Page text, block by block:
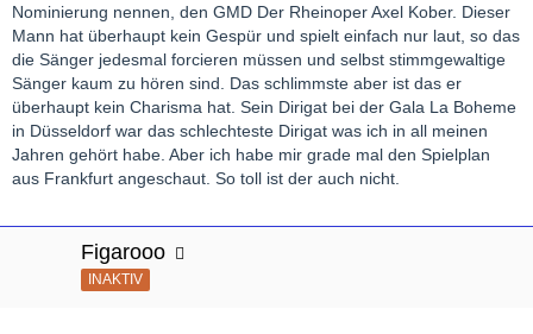
Nominierung nennen, den GMD Der Rheinoper Axel Kober. Dieser
Mann hat überhaupt kein Gespür und spielt einfach nur laut, so das
die Sänger jedesmal forcieren müssen und selbst stimmgewaltige
Sänger kaum zu hören sind. Das schlimmste aber ist das er
überhaupt kein Charisma hat. Sein Dirigat bei der Gala La Boheme
in Düsseldorf war das schlechteste Dirigat was ich in all meinen
Jahren gehört habe. Aber ich habe mir grade mal den Spielplan
aus Frankfurt angeschaut. So toll ist der auch nicht.
Figarooo
INAKTIV